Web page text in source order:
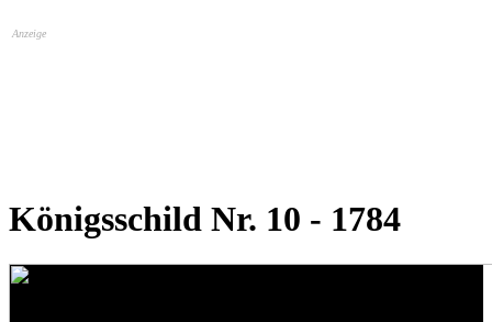
Anzeige
Königsschild Nr. 10 - 1784